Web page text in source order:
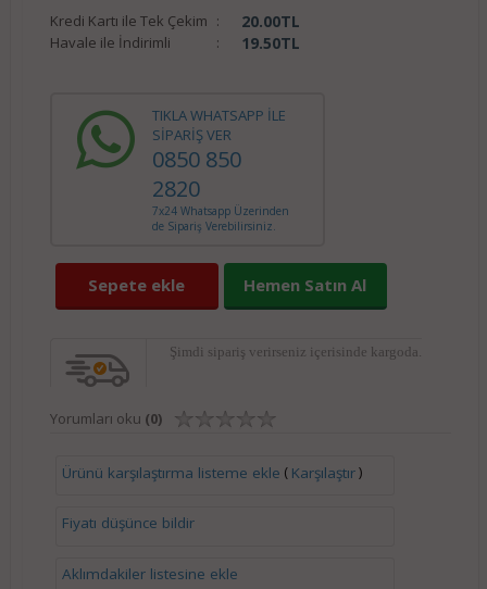
Kredi Kartı ile Tek Çekim : 20.00TL
Havale ile İndirimli : 19.50TL
TIKLA WHATSAPP İLE
SİPARİŞ VER
0850 850
2820
7x24 Whatsapp Üzerinden
de Sipariş Verebilirsiniz.
Sepete ekle Hemen Satın Al
Şimdi sipariş verirseniz içerisinde kargoda.
Yorumları oku (0)
Ürünü karşılaştırma listeme ekle ( Karşılaştır)
Fiyatı düşünce bildir
Aklımdakiler listesine ekle